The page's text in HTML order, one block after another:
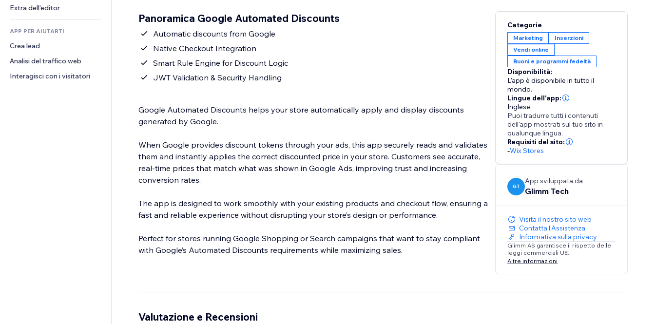
Calcolatrici
Cerca
Meteo
Grafici e tabelle
Community
Recensioni e testimonial
CRM
Extra dell'editor
APP PER AIUTARTI
Crea lead
Analisi del traffico web
Interagisci con i visitatori
Panoramica Google Automated Discounts
Automatic discounts from Google
Native Checkout Integration
Smart Rule Engine for Discount Logic
JWT Validation & Security Handling
Google Automated Discounts helps your store automatically apply and display discounts
generated by Google.
When Google provides discount tokens through your ads, this app securely reads and validates
them and instantly applies the correct discounted price in your store. Customers see accurate,
real-time prices that match what was shown in Google Ads, improving trust and increasing
conversion rates.
The app is designed to work smoothly with your existing products and checkout flow, ensuring a
fast and reliable experience without disrupting your store’s design or performance.
Perfect for stores running Google Shopping or Search campaigns that want to stay compliant
Categorie
Marketing
Inserzioni
Vendi online
Buoni e programmi fedeltà
Disponibilità:
L'app è disponibile in tutto il
mondo.
Lingue dell'app:
Inglese
Puoi tradurre tutti i contenuti
dell'app mostrati sul tuo sito in
qualunque lingua.
Requisiti del sito:
-Wix Stores
GT
App sviluppata da
Glimm Tech
Visita il nostro sito web
Contatta l'Assistenza
Informativa sulla privacy
Glimm AS garantisce il rispetto delle
leggi commerciali UE.
Altre informazioni
Valutazione e Recensioni